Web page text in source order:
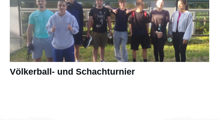
Völkerball- und Schachturnier